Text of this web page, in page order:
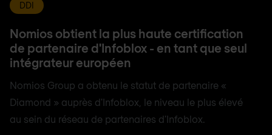
DDI
Nomios obtient la plus haute certification
de partenaire d'Infoblox - en tant que seul
intégrateur européen
Nomios Group a obtenu le statut de partenaire «
Diamond » auprès d'Infoblox, le niveau le plus élevé
au sein du réseau de partenaires d'Infoblox.